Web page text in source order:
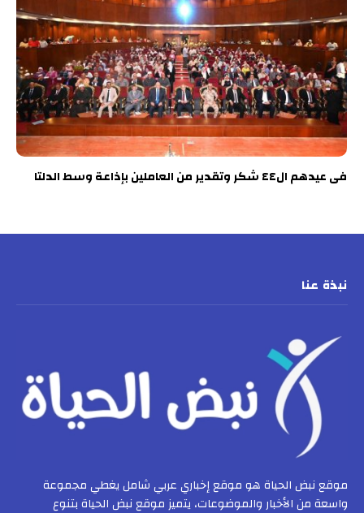
فى عيدهم ال٤٤ شكر وتقدير من العاملين بإذاعة وسط الدلتا
نبذة عنا
موقع نبض الحياة هو موقع إخباري عربي شامل يغطي مجموعة
واسعة من الأخبار والموضوعات، يتميز موقع نبض الحياة بتنوع